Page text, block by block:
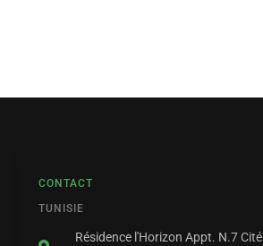
CONTACT
TUNISIE
Résidence l'Horizon Appt. N.7 Cité